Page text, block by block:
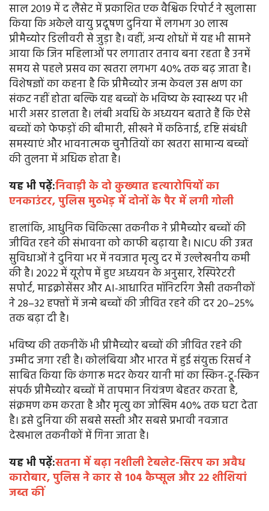
साल 2019 में द लैंसेट में प्रकाशित एक वैश्विक रिपोर्ट ने खुलासा
किया कि अकेले वायु प्रदूषण दुनिया में लगभग 30 लाख
प्रीमैच्योर डिलीवरी से जुड़ा है। वहीं, अन्य शोधों में यह भी सामने
आया कि जिन महिलाओं पर लगातार तनाव बना रहता है उनमें
समय से पहले प्रसव का खतरा लगभग 40% तक बढ़ जाता है।
विशेषज्ञों का कहना है कि प्रीमैच्योर जन्म केवल उस क्षण का
संकट नहीं होता बल्कि यह बच्चों के भविष्य के स्वास्थ्य पर भी
भारी असर डालता है। लंबी अवधि के अध्ययन बताते हैं कि ऐसे
बच्चों को फेफड़ों की बीमारी, सीखने में कठिनाई, दृष्टि संबंधी
समस्याएं और भावनात्मक चुनौतियों का खतरा सामान्य बच्चों
की तुलना में अधिक होता है।
यह भी पढ़ें:निवाड़ी के दो कुख्यात हत्यारोपियों का
एनकाउंटर, पुलिस मुठभेड़ में दोनों के पैर में लगी गोली
हालांकि, आधुनिक चिकित्सा तकनीक ने प्रीमैच्योर बच्चों की
जीवित रहने की संभावना को काफी बढ़ाया है। NICU की उन्नत
सुविधाओं ने दुनिया भर में नवजात मृत्यु दर में उल्लेखनीय कमी
की है। 2022 में यूरोप में हुए अध्ययन के अनुसार, रेस्पिरेटरी
सपोर्ट, माइक्रोसेंसर और AI-आधारित मॉनिटरिंग जैसी तकनीकों
ने 28–32 हफ्तों में जन्मे बच्चों की जीवित रहने की दर 20–25%
तक बढ़ा दी है।
भविष्य की तकनीकें भी प्रीमैच्योर बच्चों की जीवित रहने की
उम्मीद जगा रही है। कोलंबिया और भारत में हुई संयुक्त रिसर्च ने
साबित किया कि कंगारू मदर केयर यानी मां का स्किन-टू-स्किन
संपर्क प्रीमैच्योर बच्चों में तापमान नियंत्रण बेहतर करता है,
संक्रमण कम करता है और मृत्यु का जोखिम 40% तक घटा देता
है। इसे दुनिया की सबसे सस्ती और सबसे प्रभावी नवजात
देखभाल तकनीकों में गिना जाता है।
यह भी पढ़ें:सतना में बढ़ा नशीली टेबलेट-सिरप का अवैध
कारोबार, पुलिस ने कार से 104 कैप्सूल और 22 शीशियां
जब्त कीं